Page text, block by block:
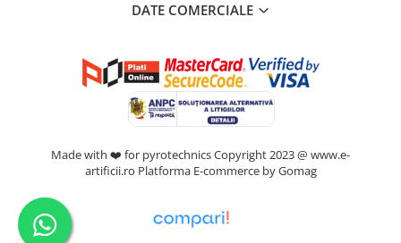
DATE COMERCIALE
Made with ❤️ for pyrotechnics Copyright 2023 @ www.e-
artificii.ro Platforma E-commerce by Gomag